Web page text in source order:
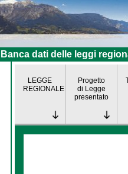
Banca dati delle leggi
LEGGE
REGIONALE
Progetto
di Legge
presentato